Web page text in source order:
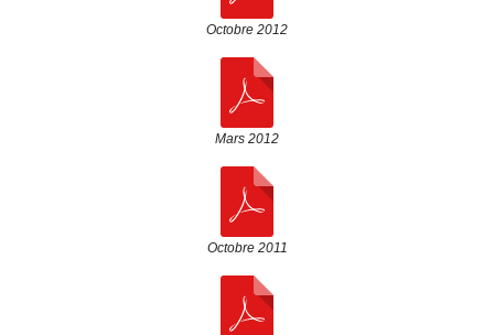
Octobre 2012
Mars 2012
Octobre 2011